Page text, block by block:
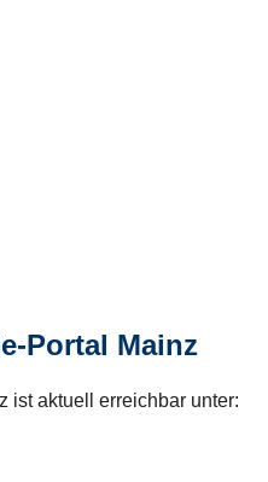
Portal Mainz
ist aktuell erreichbar unter: